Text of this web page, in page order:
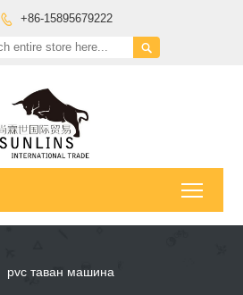
 +86-15895679222

pvc таван машина